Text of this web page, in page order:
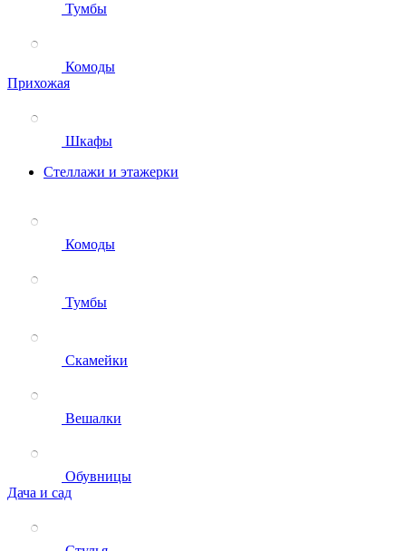
Тумбы
Комоды
Прихожая
Шкафы
Стеллажи и этажерки
Комоды
Тумбы
Скамейки
Вешалки
Обувницы
Дача и сад